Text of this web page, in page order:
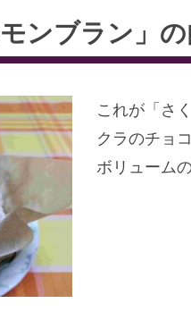
ンブラン」
これが「さ
クラのチョ
ボリューム